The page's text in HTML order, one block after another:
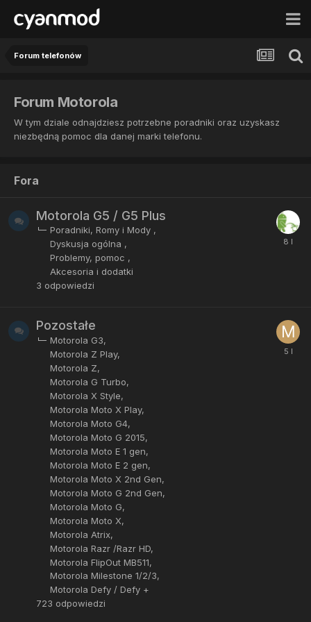
Forum telefonów
Forum Motorola
W tym dziale odnajdziesz potrzebne poradniki oraz uzyskasz
niezbędną pomoc dla danej marki telefonu.
Fora
Motorola G5 / G5 Plus
Poradniki, Romy i Mody
Dyskusja ogólna
Problemy, pomoc
Akcesoria i dodatki
3 odpowiedzi
Pozostałe
Motorola G3
Motorola Z Play
Motorola Z
Motorola G Turbo
Motorola X Style
Motorola Moto X Play
Motorola Moto G4
Motorola Moto G 2015
Motorola Moto E 1 gen
Motorola Moto E 2 gen
Motorola Moto X 2nd Gen
Motorola Moto G 2nd Gen
Motorola Moto G
Motorola Moto X
Motorola Atrix
Motorola Razr /Razr HD
Motorola FlipOut MB511
Motorola Milestone 1/2/3
Motorola Defy / Defy +
723 odpowiedzi